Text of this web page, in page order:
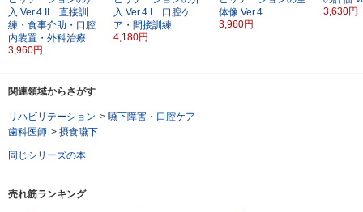
入 Ver.4
II 直接訓
練・食事介助・口腔
内装置・外科治療
3,960円
入 Ver.4
I 口腔ケ
ア・間接訓練
4,180円
体像 Ver.4
3,960円
3,630円
関連領域からさがす
リハビリテーション > 嚥下障害・口腔ケア
歯科医師 > 摂食嚥下
同じシリーズの本
売れ筋ランキング